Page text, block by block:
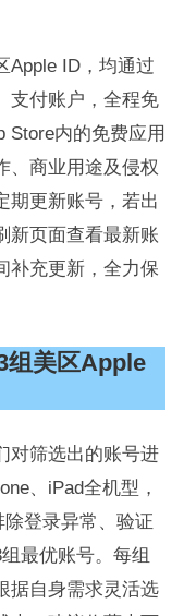
Apple ID，均通过
支付账户，全程免
Store内的免费应用
、商业用途及侵权
期更新账号，若出
新页面查看最新账
补充更新，全力保
组美区Apple
对筛选出的账号进
、iPad全机型，
登录异常、验证
最优账号。每组
据自身需求灵活选